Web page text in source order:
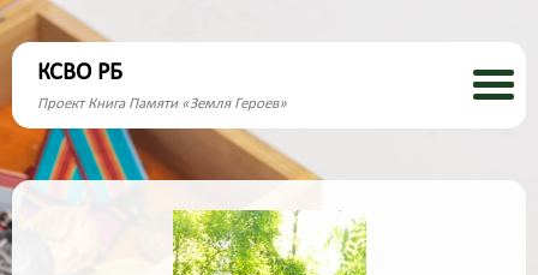
КСВО РБ
Проект Книга Памяти «Земля Героев»